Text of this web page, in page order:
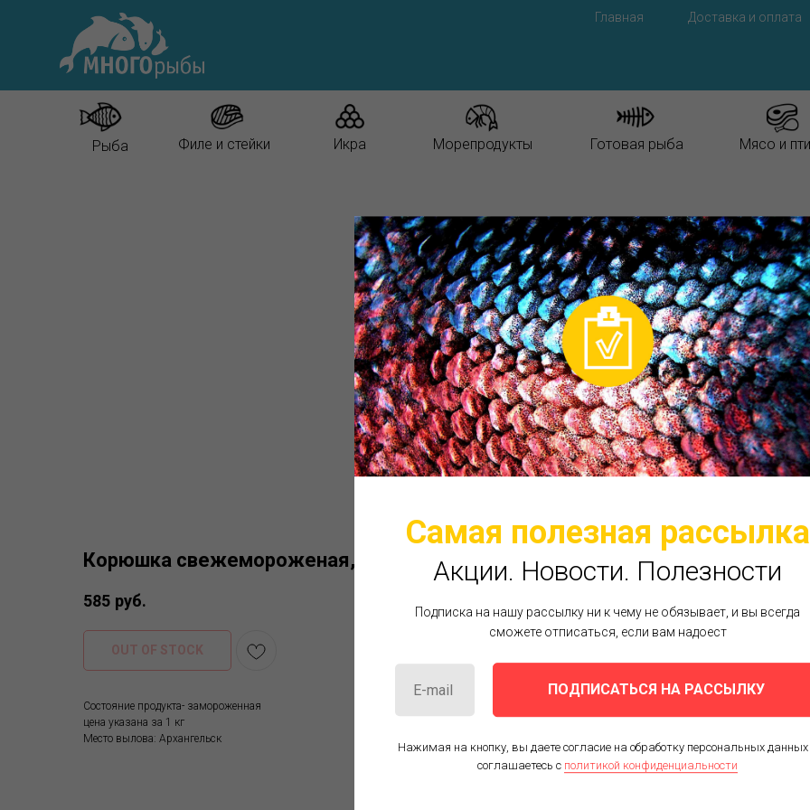
Доставка и оплата
Рыба Филе и стейки Икра Готовая рыба
Морепродукты Мясо и
Главная
Самая полезная рассылка
Акции. Новости. Полезности
Подписка на нашу рассылку ни к чему не обязывает, и вы всегда
сможете отписаться, если вам надоест
ПОДПИСАТЬСЯ НА РАССЫЛКУ
Нажимая на кнопку, вы даете согласие на обработку персональных данных
соглашаетесь c политикой конфиденциальности
Корюшка свежемороженая, 1 кг
585 руб.
OUT OF STOCK
Состояние продукта- замороженная
цена указана за 1 кг
Место вылова: Архангельск